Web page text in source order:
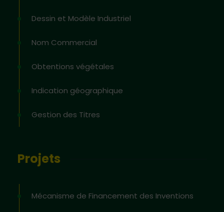
Dessin et Modèle Industriel
Nom Commercial
Obtentions végétales
Indication géographique
Gestion des Titres
Projets
Mécanisme de Financement des Inventions